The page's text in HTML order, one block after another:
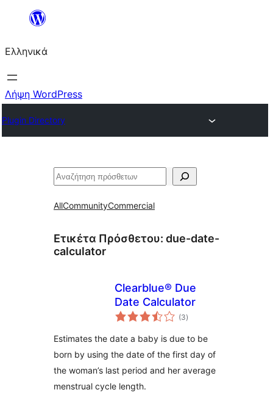
Μετάβαση
περιεχόμενο
Ελληνικά
Λήψη WordPress
Plugin Directory
Αναζήτηση
AllCommunityCommercial
Ετικέτα Πρόσθετου: due-date-
calculator
Clearblue® Due
Date Calculator
(3αξιολογήσεις
σύνολο
)
Estimates the date a baby is due to be
born by using the date of the first day of
the woman’s last period and her average
menstrual cycle length.